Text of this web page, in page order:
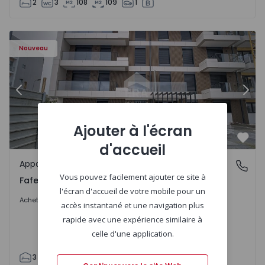
2 3 108 109 1
Nouveau
Appartement T3 Fafe - 1575131 - 58
Précédent
Fafe, Braga
Appartement
Fafe, Braga
Acheter 407.950 €
3 2 305 305 2 1
Ajouter à l'écran
d'accueil
Vous pouvez facilement ajouter ce site à
l'écran d'accueil de votre mobile pour un
accès instantané et une navigation plus
rapide avec une expérience similaire à
celle d'une application.